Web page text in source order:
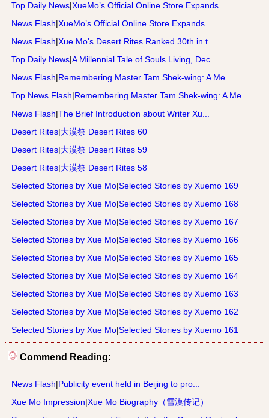
Top Daily News|XueMo’s Official Online Store Expands...
News Flash|XueMo’s Official Online Store Expands...
News Flash|Xue Mo's Desert Rites Ranked 30th in t...
Top Daily News|A Millennial Tale of Souls Living, Dec...
News Flash|Remembering Master Tam Shek-wing: A Me...
Top News Flash|Remembering Master Tam Shek-wing: A Me...
News Flash|The Brief Introduction about Writer Xu...
Desert Rites|大漠祭 Desert Rites 60
Desert Rites|大漠祭 Desert Rites 59
Desert Rites|大漠祭 Desert Rites 58
Selected Stories by Xue Mo|Selected Stories by Xuemo 169
Selected Stories by Xue Mo|Selected Stories by Xuemo 168
Selected Stories by Xue Mo|Selected Stories by Xuemo 167
Selected Stories by Xue Mo|Selected Stories by Xuemo 166
Selected Stories by Xue Mo|Selected Stories by Xuemo 165
Selected Stories by Xue Mo|Selected Stories by Xuemo 164
Selected Stories by Xue Mo|Selected Stories by Xuemo 163
Selected Stories by Xue Mo|Selected Stories by Xuemo 162
Selected Stories by Xue Mo|Selected Stories by Xuemo 161
Commend Reading:
News Flash|Publicity event held in Beijing to pro...
Xue Mo Impression|Xue Mo Biography（雪漠传记）